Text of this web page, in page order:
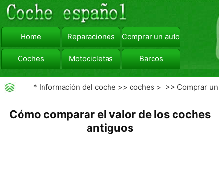
Home Reparaciones Comprar un automóvil
Coches Motocicletas Barcos
viajar Camiones
* Información del coche >>coches > >> Comprar un
Cómo comparar el valor de los coches
antiguos